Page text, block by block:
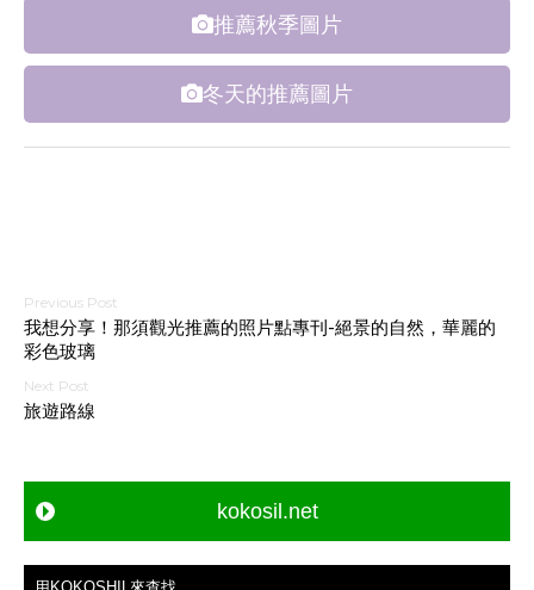
推薦秋季圖片
冬天的推薦圖片
文
章
導
我想分享！那須觀光推薦的照片點專刊-絕景的自然，華麗的
彩色玻璃
旅遊路線
kokosil.net